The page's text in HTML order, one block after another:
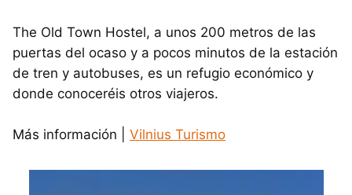
The Old Town Hostel, a unos 200 metros de las
puertas del ocaso y a pocos minutos de la estación
de tren y autobuses, es un refugio económico y
donde conoceréis otros viajeros.
Más información | Vilnius Turismo